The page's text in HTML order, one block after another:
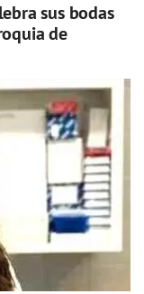
sus bodas
de